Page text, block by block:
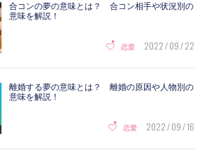
合コンの夢の意味とは？ 合コン相手や状況別の
意味を解説！
恋愛 2022 / 09 / 22
離婚する夢の意味とは？ 離婚の原因や人物別の
意味を解説！
恋愛 2022 / 09 / 16